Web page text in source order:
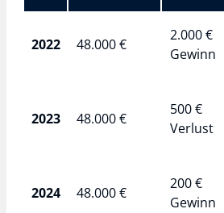
2022 48.000 €
2.000 €
Gewinn
2023 48.000 €
500 €
Verlust
2024 48.000 €
200 €
Gewinn